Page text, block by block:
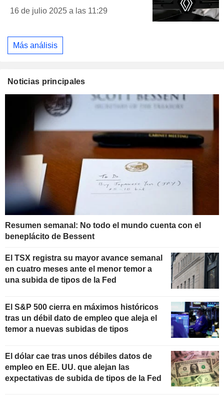
16 de julio 2025 a las 11:29
Más análisis
Noticias principales
Resumen semanal: No todo el mundo cuenta con el
beneplácito de Bessent
El TSX registra su mayor avance semanal
en cuatro meses ante el menor temor a
una subida de tipos de la Fed
El S&P 500 cierra en máximos históricos
tras un débil dato de empleo que aleja el
temor a nuevas subidas de tipos
El dólar cae tras unos débiles datos de
empleo en EE. UU. que alejan las
expectativas de subida de tipos de la Fed